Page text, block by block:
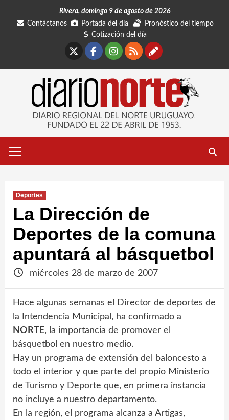
Rivera, domingo 9 de agosto de 2026
Contáctanos
Portada del día
Pronóstico del tiempo
Cotización del día
Facebook
Instagram
RSSContáctanos
primario
Deportes
La Dirección de
Deportes de la comuna
apuntará al básquetbol
miércoles 28 de marzo de 2007
Hace algunas semanas el Director de deportes de
la Intendencia Municipal, ha confirmado a
NORTE, la importancia de promover el
básquetbol en nuestro medio.
Hay un programa de extensión del baloncesto a
todo el interior y que parte del propio Ministerio
de Turismo y Deporte que, en primera instancia
no incluye a nuestro departamento.
En la región, el programa alcanza a Artigas,